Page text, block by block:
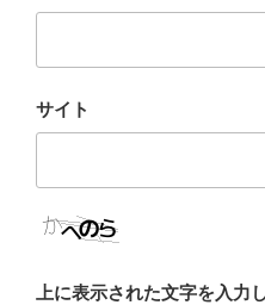
サイト
上に表示された文字を入力